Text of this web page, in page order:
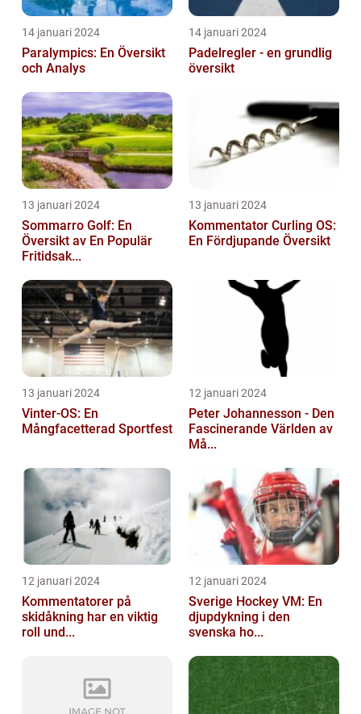
14 januari 2024
Paralympics: En Översikt
och Analys
14 januari 2024
Padelregler - en grundlig
översikt
13 januari 2024
Sommarro Golf: En
Översikt av En Populär
Fritidsak...
13 januari 2024
Kommentator Curling OS:
En Fördjupande Översikt
13 januari 2024
Vinter-OS: En
Mångfacetterad Sportfest
12 januari 2024
Peter Johannesson - Den
Fascinerande Världen av
Må...
12 januari 2024
Kommentatorer på
skidåkning har en viktig
roll und...
12 januari 2024
Sverige Hockey VM: En
djupdykning i den
svenska ho...